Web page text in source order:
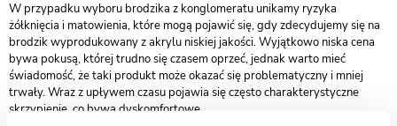
W przypadku wyboru brodzika z konglomeratu unikamy ryzyka
żółknięcia i matowienia, które mogą pojawić się, gdy zdecydujemy się na
brodzik wyprodukowany z akrylu niskiej jakości. Wyjątkowo niska cena
bywa pokusą, której trudno się czasem oprzeć, jednak warto mieć
świadomość, że taki produkt może okazać się problematyczny i mniej
trwały. Wraz z upływem czasu pojawia się często charakterystyczne
skrzypienie, co bywa dyskomfortowe.